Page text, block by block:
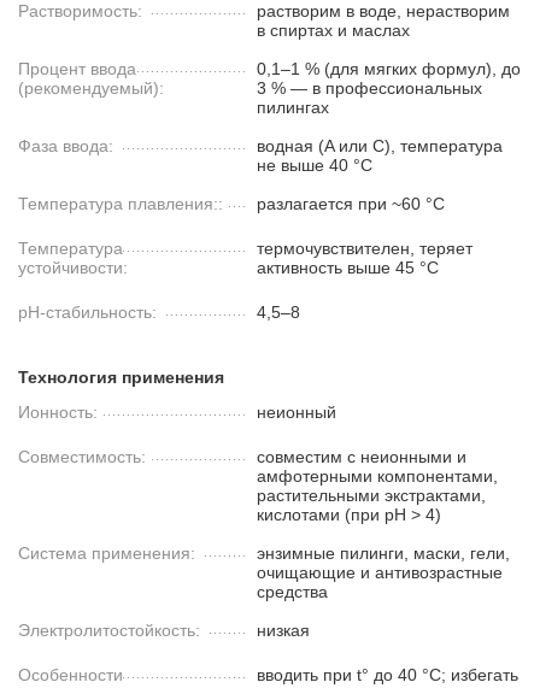
Растворимость:
растворим в воде, нерастворим
в спиртах и маслах
Процент ввода
(рекомендуемый):
0,1–1 % (для мягких формул), до
3 % — в профессиональных
пилингах
Фаза ввода:
водная (A или C), температура
не выше 40 °C
Температура плавления::
разлагается при ~60 °C
Температура
устойчивости:
термочувствителен, теряет
активность выше 45 °C
pH-стабильность: 4,5–8
Технология применения
Ионность:
неионный
Совместимость:
совместим с неионными и
амфотерными компонентами,
растительными экстрактами,
кислотами (при pH > 4)
Система применения:
энзимные пилинги, маски, гели,
очищающие и антивозрастные
средства
Электролитостойкость:
низкая
Особенности
вводить при t° до 40 °C; избегать